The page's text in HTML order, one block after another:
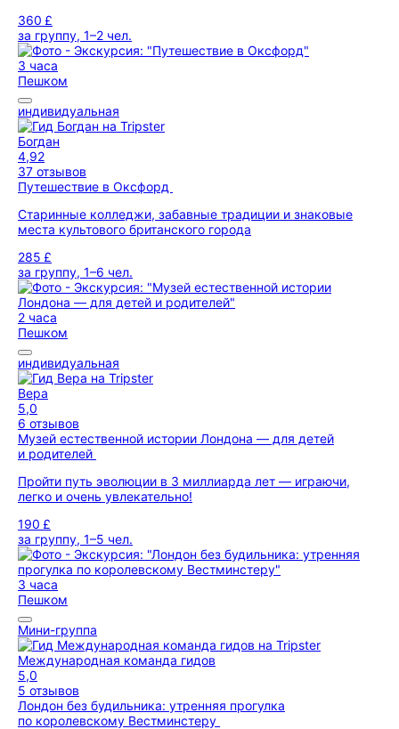
360 £
за группу, 1–2 чел.
3 часа
Пешком
индивидуальная
Богдан
4,92
37 отзывов
Путешествие в Оксфорд
Старинные колледжи, забавные традиции и знаковые
места культового британского города
285 £
за группу, 1–6 чел.
2 часа
Пешком
индивидуальная
Вера
5,0
6 отзывов
Музей естественной истории Лондона — для детей
и родителей
Пройти путь эволюции в 3 миллиарда лет — играючи,
легко и очень увлекательно!
190 £
за группу, 1–5 чел.
3 часа
Пешком
Мини-группа
Международная команда гидов
5,0
5 отзывов
Лондон без будильника: утренняя прогулка
по королевскому Вестминстеру